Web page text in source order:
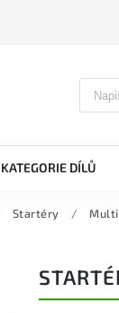
KATEGORIE DÍLŮ
Startéry /